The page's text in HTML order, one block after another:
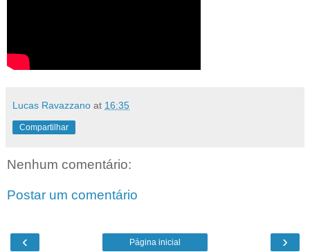
Lucas Ravazzano at 16:35
Compartilhar
Nenhum comentário:
Postar um comentário
‹ ›
Página inicial